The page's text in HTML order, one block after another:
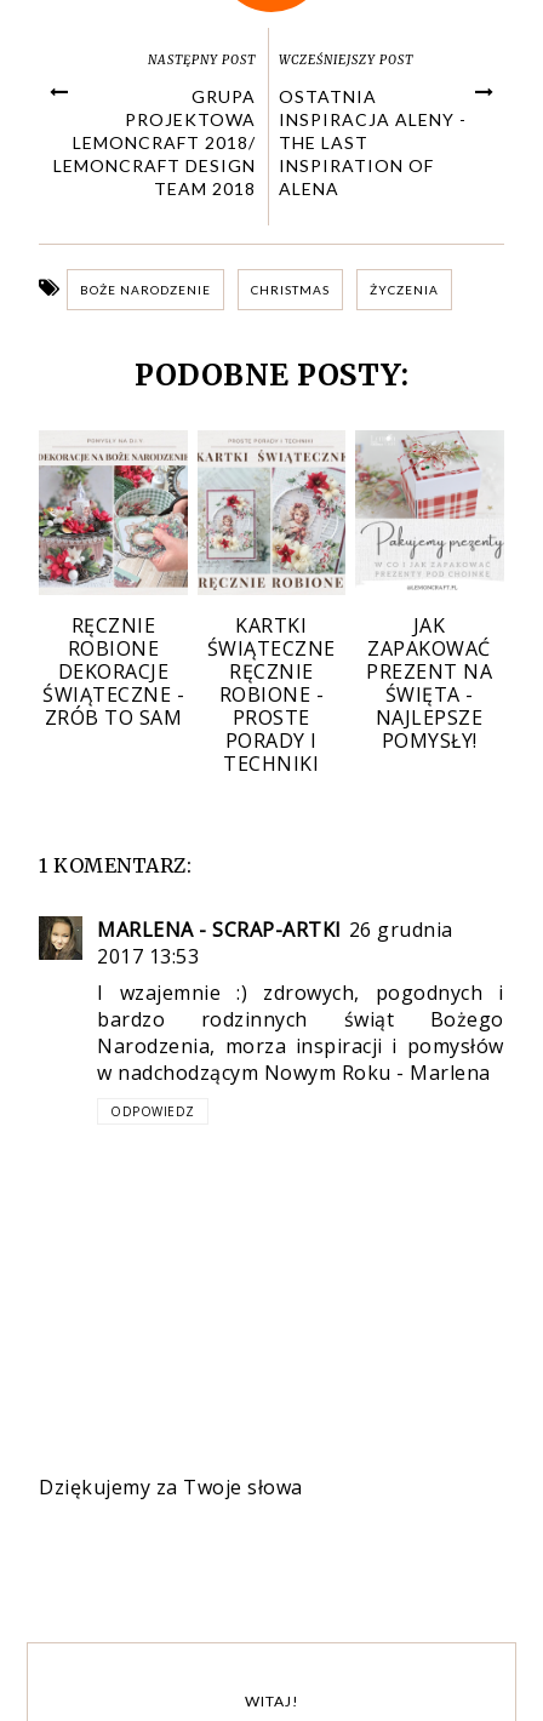
NASTĘPNY POST
GRUPA
PROJEKTOWA
LEMONCRAFT 2018/
LEMONCRAFT DESIGN
TEAM 2018
WCZEŚNIEJSZY POST
OSTATNIA
INSPIRACJA ALENY -
THE LAST
INSPIRATION OF
ALENA
BOŻE NARODZENIE CHRISTMAS ŻYCZENIA
PODOBNE POSTY:
RĘCZNIE
ROBIONE
DEKORACJE
ŚWIĄTECZNE -
ZRÓB TO SAM
KARTKI
ŚWIĄTECZNE
RĘCZNIE
ROBIONE -
PROSTE
PORADY I
TECHNIKI
JAK
ZAPAKOWAĆ
PREZENT NA
ŚWIĘTA -
NAJLEPSZE
POMYSŁY!
1 KOMENTARZ:
MARLENA - SCRAP-ARTKI 26 grudnia
2017 13:53
I wzajemnie :) zdrowych, pogodnych i
bardzo rodzinnych świąt Bożego
Narodzenia, morza inspiracji i pomysłów
w nadchodzącym Nowym Roku - Marlena
ODPOWIEDZ
Dziękujemy za Twoje słowa
WITAJ!